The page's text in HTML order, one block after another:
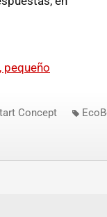
pequeño
Concept